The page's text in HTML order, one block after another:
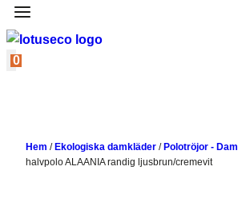
0
Hem / Ekologiska damkläder / Polotröjor - Dam
halvpolo ALAANIA randig ljusbrun/cremevit